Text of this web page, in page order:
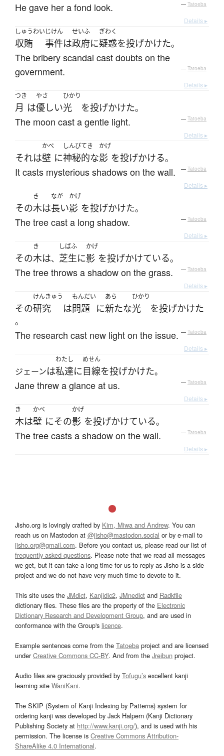
He gave her a fond look. — Tatoeba
Details ▸
しゅうわい
収賄
じけん
事件は
せいふ
政府に
ぎわく
疑惑を投げかけた。
The bribery scandal cast doubts on the
government.
— Tatoeba
Details ▸
つき
月 は
やさ
優しい
ひかり
光 を投げかけた。
The moon cast a gentle light. — Tatoeba
Details ▸
それは
かべ
壁 に
しんぴてき
神秘的な
かげ
影 を投げかける。
It casts mysterious shadows on the wall. — Tatoeba
Details ▸
その
き
木は
なが
長い
かげ
影 を投げかけた。
The tree cast a long shadow. — Tatoeba
Details ▸
その
き
木は、
しばふ
芝生に
かげ
影 を投げかけている。
The tree throws a shadow on the grass. — Tatoeba
Details ▸
その
けんきゅう
研究 は
もんだい
問題 に
あら
新たな
ひかり
光 を投げかけた
。
The research cast new light on the issue. — Tatoeba
Details ▸
ジェーンは
わたし
私達に
めせん
目線を投げかけた。
Jane threw a glance at us. — Tatoeba
Details ▸
き
木は
かべ
壁 にその
かげ
影 を投げかけている。
The tree casts a shadow on the wall. — Tatoeba
Details ▸
Jisho.org is lovingly crafted by Kim, Miwa and Andrew. You can
reach us on Mastodon at @jisho@mastodon.social or by e-mail to
jisho.org@gmail.com. Before you contact us, please read our list of
frequently asked questions. Please note that we read all messages
we get, but it can take a long time for us to reply as Jisho is a side
project and we do not have very much time to devote to it.
This site uses the JMdict, Kanjidic2, JMnedict and Radkfile
dictionary files. These files are the property of the Electronic
Dictionary Research and Development Group, and are used in
conformance with the Group's licence.
Example sentences come from the Tatoeba project and are licensed
underCreative Commons CC-BY. And from the Jreibun project.
Audio files are graciously provided by Tofugu’s excellent kanji
learning site WaniKani.
The SKIP (System of Kanji Indexing by Patterns) system for
ordering kanji was developed by Jack Halpern (Kanji Dictionary
Publishing Society at http://www.kanji.org/), and is used with his
permission. The license is Creative Commons Attribution-
ShareAlike 4.0 International.